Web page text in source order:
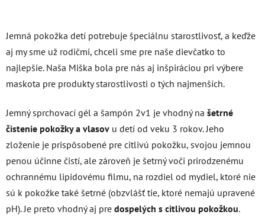
Jemná pokožka detí potrebuje špeciálnu starostlivosť, a keďže
aj my sme už rodičmi, chceli sme pre naše dievčatko to
najlepšie. Naša Miška bola pre nás aj inšpiráciou pri výbere
maskota pre produkty starostlivosti o tých najmenších.
Jemný sprchovací gél a šampón 2v1 je vhodný na šetrné
čistenie pokožky a vlasov u detí od veku 3 rokov. Jeho
zloženie je prispôsobené pre citlivú pokožku, svojou jemnou
penou účinne čistí, ale zároveň je šetrný voči prirodzenému
ochrannému lipidovému filmu, na rozdiel od mydiel, ktoré nie
sú k pokožke také šetrné (obzvlášť tie, ktoré nemajú upravené
pH).Je preto vhodný aj pre dospelých s citlivou pokožkou.